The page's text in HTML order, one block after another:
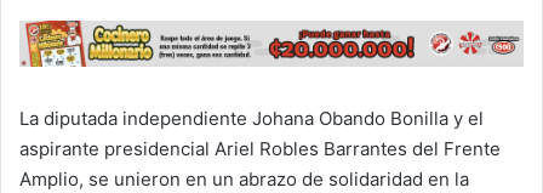
La diputada independiente Johana Obando Bonilla y el
aspirante presidencial Ariel Robles Barrantes del Frente
Amplio, se unieron en un abrazo de solidaridad en la